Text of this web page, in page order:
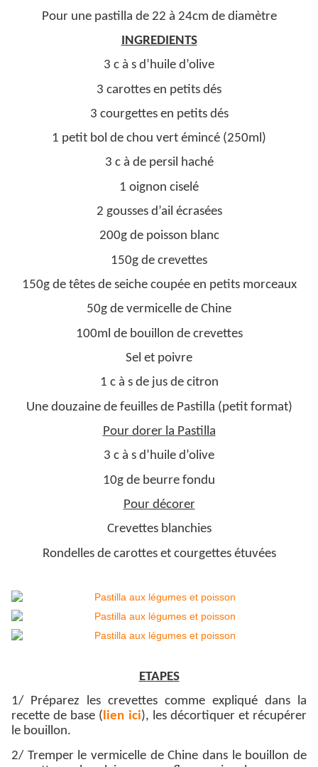
Pour une pastilla de 22 à 24cm de diamètre
INGREDIENTS
3 c à s d’huile d’olive
3 carottes en petits dés
3 courgettes en petits dés
1 petit bol de chou vert émincé (250ml)
3 c à de persil haché
1 oignon ciselé
2 gousses d’ail écrasées
200g de poisson blanc
150g de crevettes
150g de têtes de seiche coupée en petits morceaux
50g de vermicelle de Chine
100ml de bouillon de crevettes
Sel et poivre
1 c à s de jus de citron
Une douzaine de feuilles de Pastilla (petit format)
Pour dorer la Pastilla
3 c à s d’huile d’olive
10g de beurre fondu
Pour décorer
Crevettes blanchies
Rondelles de carottes et courgettes étuvées
ETAPES
1/ Préparez les crevettes comme expliqué dans la
recette de base (lien ici), les décortiquer et récupérer
le bouillon.
2/ Tremper le vermicelle de Chine dans le bouillon de